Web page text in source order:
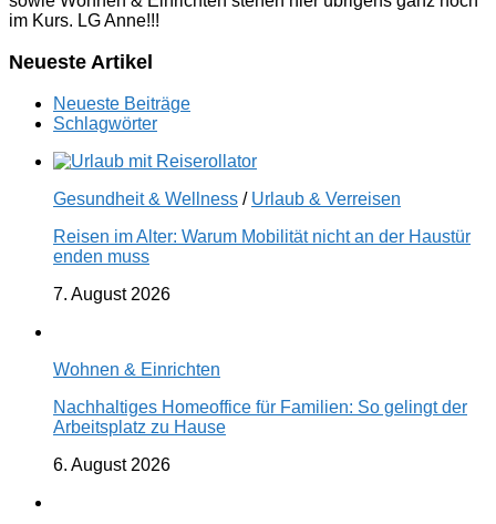
im Kurs. LG Anne!!!
Neueste Artikel
Neueste Beiträge
Schlagwörter
Gesundheit & Wellness / Urlaub & Verreisen
Reisen im Alter: Warum Mobilität nicht an der Haustür
enden muss
7. August 2026
Wohnen & Einrichten
Nachhaltiges Homeoffice für Familien: So gelingt der
Arbeitsplatz zu Hause
6. August 2026